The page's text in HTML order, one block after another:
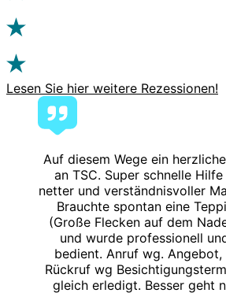
Lesen Sie hier weitere Rezessionen!
Auf diesem Wege ein
an TSC. Super schnelle
netter und verständnisvoller
Brauchte spontan eine
(Große Flecken auf dem
und wurde professionell
bedient. Anruf wg. Angebot,
Rückruf wg
gleich erledigt. Besser geht